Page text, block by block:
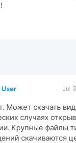
Jul
Может скачать
случаях
Крупные файлы
скачиваются